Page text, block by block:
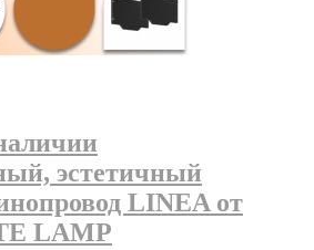
эстетичный
LINEA от
LAMP